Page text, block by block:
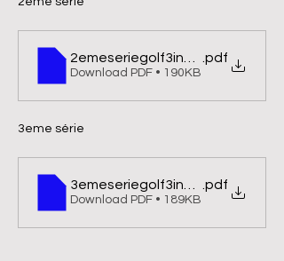
2emeseriegolf3indoor.pdf
Download PDF • 190KB
3eme série
3emeseriegolf3indoor.pdf
Download PDF • 189KB